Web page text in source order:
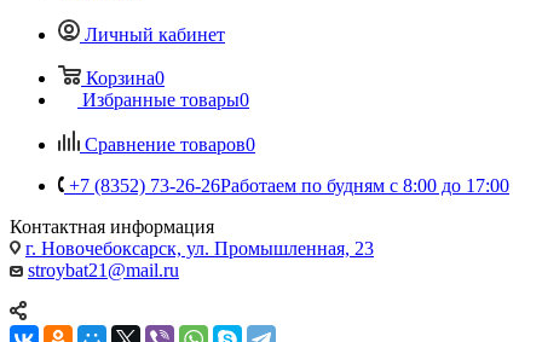
Личный кабинет
Корзина0
Избранные товары0
Сравнение товаров0
+7 (8352) 73-26-26Работаем по будням с 8:00 до 17:00
Контактная информация
г. Новочебоксарск, ул. Промышленная, 23
stroybat21@mail.ru